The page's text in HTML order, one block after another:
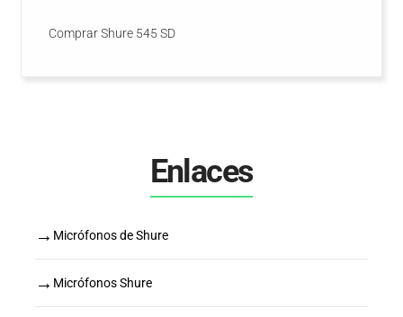
Comprar Shure 545 SD
Enlaces
→ Micrófonos de Shure
→ Micrófonos Shure